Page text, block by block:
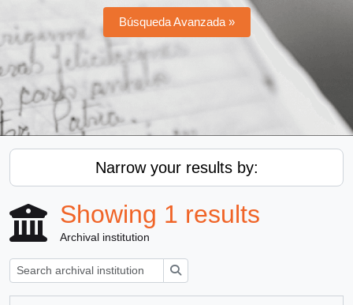
Búsqueda Avanzada »
Narrow your results by:
Showing 1 results
Archival institution